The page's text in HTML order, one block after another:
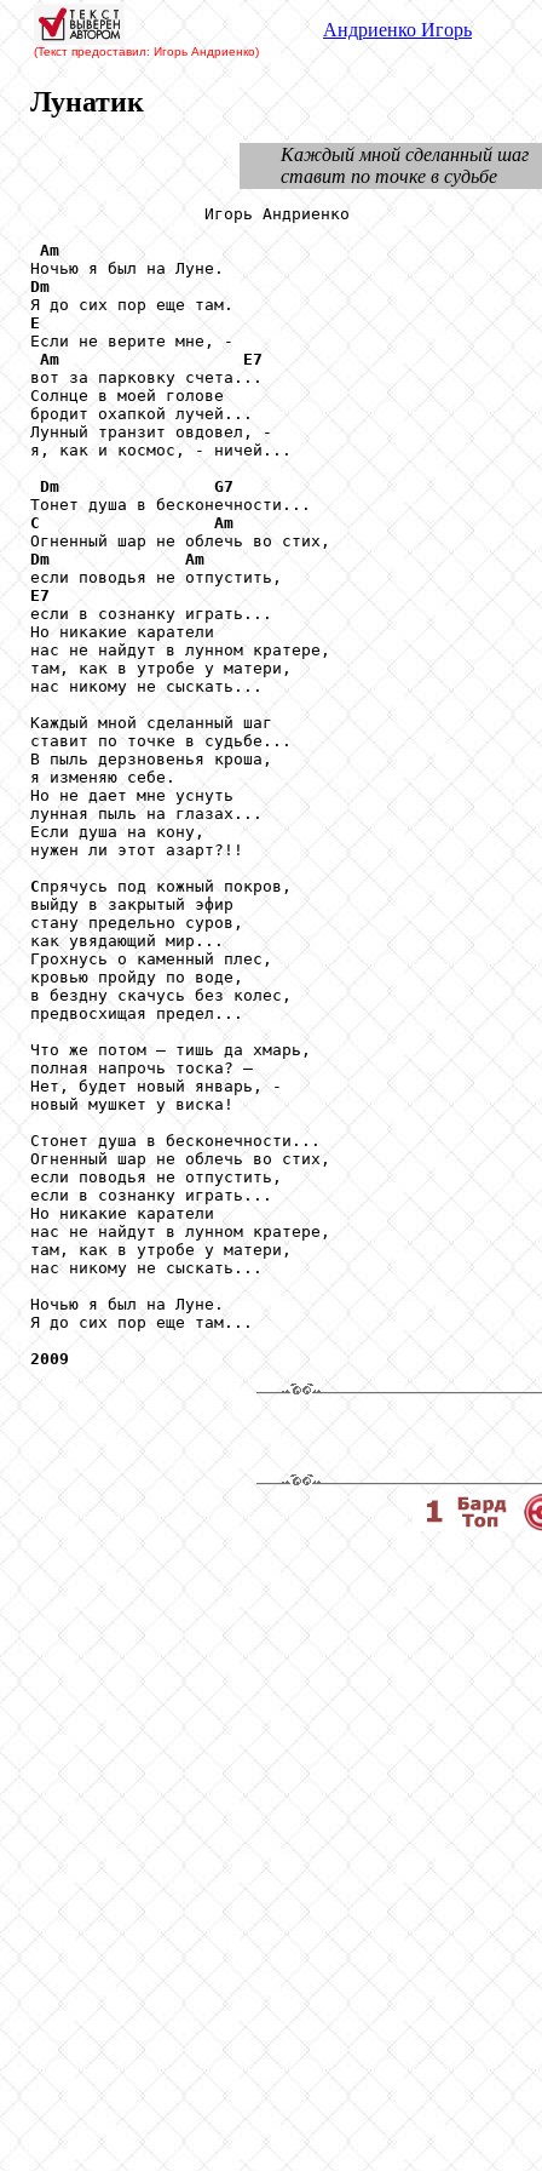
(Текст предоставил: Игорь Андриенко)
Андриенко Игорь
Лунатик
Каждый мной сделанный шаг
ставит по точке в судьбе
                  Игорь Андриенко
Am
Dm
E
Если не верите мне, -
Am
E7
вот за парковку счета...
Солнце в моей голове
бродит охапкой лучей...
Лунный транзит овдовел, -
я, как и космос, - ничей...
Dm
G7
C
Am
Dm
Am
E7
если в сознанку играть...
Но никакие каратели
нас не найдут в лунном кратере,
там, как в утробе у матери,
нас никому не сыскать...
Каждый мной сделанный шаг
ставит по точке в судьбе...
В пыль дерзновенья кроша,
я изменяю себе.
Но не дает мне уснуть
лунная пыль на глазах...
Если душа на кону,
нужен ли этот азарт?!!
Cпрячусь под кожный покров,
выйду в закрытый эфир
стану предельно суров,
как увядающий мир...
Грохнусь о каменный плес,
кровью пройду по воде,
в бездну скачусь без колес,
предвосхищая предел...
Что же потом – тишь да хмарь,
полная напрочь тоска? –
Нет, будет новый январь, -
новый мушкет у виска!
Стонет душа в бесконечности...
Огненный шар не облечь во стих,
если поводья не отпустить,
если в сознанку играть...
Но никакие каратели
нас не найдут в лунном кратере,
там, как в утробе у матери,
нас никому не сыскать...
Ночью я был на Луне.
Я до сих пор еще там...
2009